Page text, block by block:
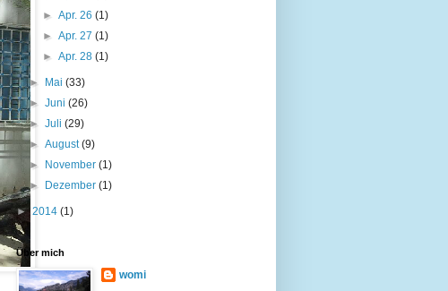
► Apr. 26 (1)
► Apr. 27 (1)
► Apr. 28 (1)
► Mai(33)
►Juni(26)
►Juli(29)
►August(9)
►
November(1)
►
Dezember(1)
► 2014 (1)
Über mich
womi